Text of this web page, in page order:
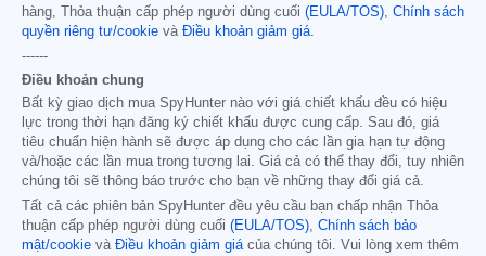
hàng, Thỏa thuận cấp phép người dùng cuối (EULA/TOS), Chính sách
quyền riêng tư/cookie và Điều khoản giảm giá.
------
Điều khoản chung
Bất kỳ giao dịch mua SpyHunter nào với giá chiết khấu đều có hiệu
lực trong thời hạn đăng ký chiết khấu được cung cấp. Sau đó, giá
tiêu chuẩn hiện hành sẽ được áp dụng cho các lần gia hạn tự động
và/hoặc các lần mua trong tương lai. Giá cả có thể thay đổi, tuy nhiên
chúng tôi sẽ thông báo trước cho bạn về những thay đổi giá cả.
Tất cả các phiên bản SpyHunter đều yêu cầu bạn chấp nhận Thỏa
thuận cấp phép người dùng cuối (EULA/TOS), Chính sách bảo
mật/cookie và Điều khoản giảm giácủa chúng tôi. Vui lòng xem thêm